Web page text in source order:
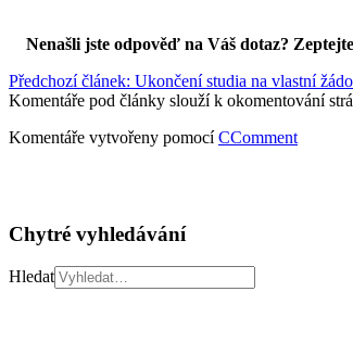
Nenašli jste odpověď na Váš dotaz?
Předchozí článek: Ukončení studia na vlastní
Komentáře pod články slouží k okomentování
Komentáře vytvořeny pomocíCComment
Chytré vyhledávání
Hledat